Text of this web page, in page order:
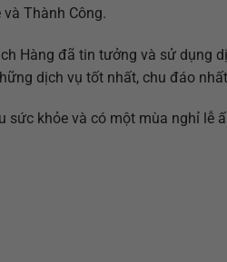
Thành Công.
Hàng đã tin tưởng và sử dụng
dịch vụ tốt nhất, chu đáo
sức khỏe và có một mùa nghỉ lễ